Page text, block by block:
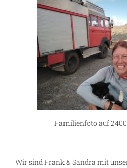
Familienfoto auf
Wir sind Frank & Sandra mit